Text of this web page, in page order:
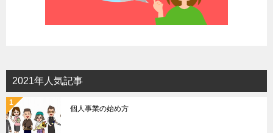
2021年人気記事
個人事業の始め方